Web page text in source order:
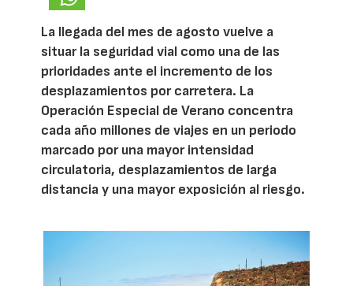
La llegada del mes de agosto vuelve a
situar la seguridad vial como una de las
prioridades ante el incremento de los
desplazamientos por carretera. La
Operación Especial de Verano concentra
cada año millones de viajes en un periodo
marcado por una mayor intensidad
circulatoria, desplazamientos de larga
distancia y una mayor exposición al riesgo.